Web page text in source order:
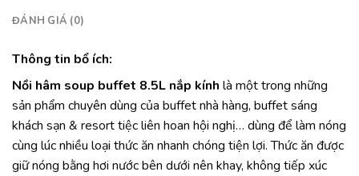
ĐÁNH GIÁ (0)
Thông tin bổ ích:
Nồi hâm soup buffet 8.5L nắp kính là một trong những
sản phẩm chuyên dùng của buffet nhà hàng, buffet sáng
khách sạn & resort tiệc liên hoan hội nghị… dùng để làm nóng
cùng lúc nhiều loại thức ăn nhanh chóng tiện lợi. Thức ăn được
giữ nóng bằng hơi nước bên dưới nên khay, không tiếp xúc